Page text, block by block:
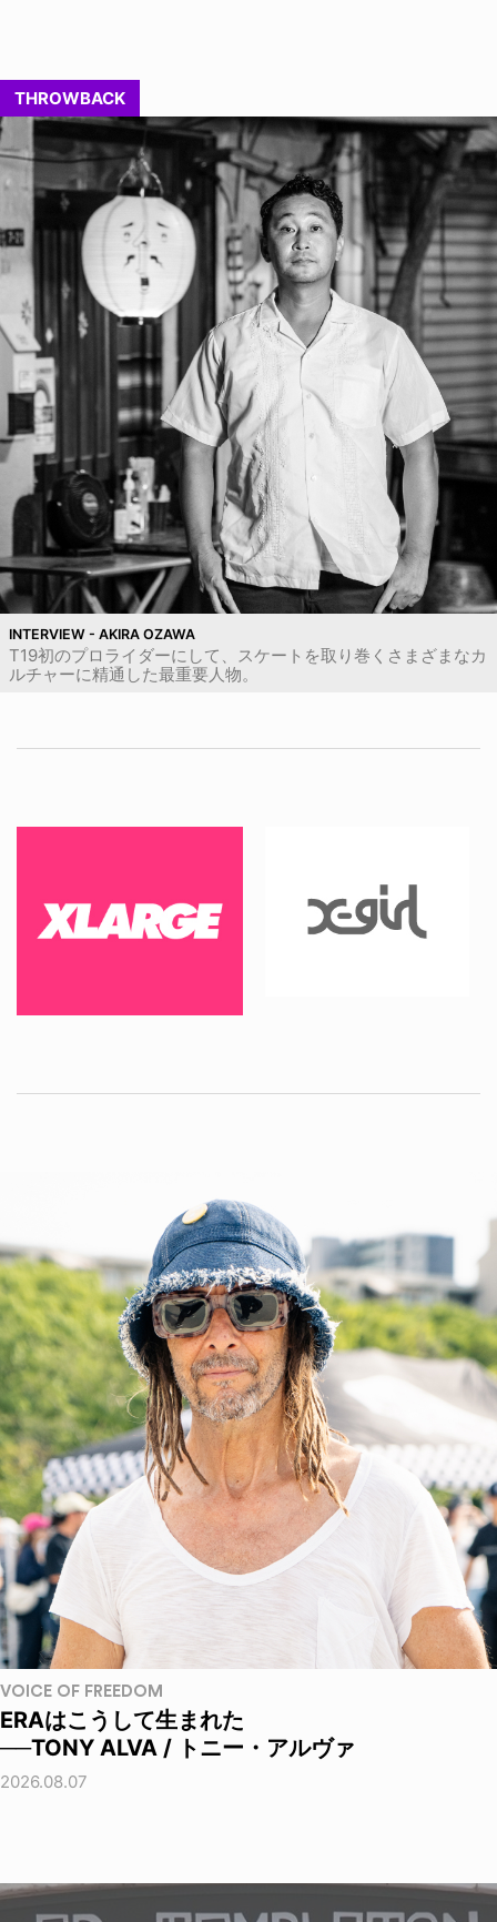
THROWBACK
INTERVIEW - AKIRA OZAWA
T19初のプロライダーにして、スケートを取り巻くさまざまなカ
ルチャーに精通した最重要人物。
VOICE OF FREEDOM
ERAはこうして生まれた
──TONY ALVA / トニー・アルヴァ
2026.08.07